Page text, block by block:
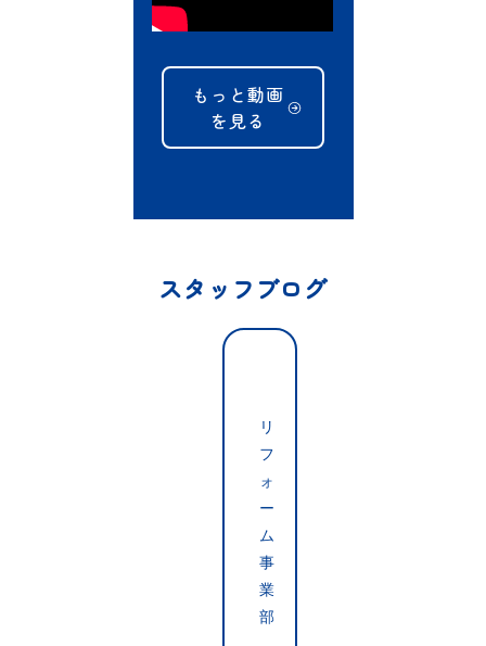
もっと動画
を見る
スタッフブログ
謝
】
I
K
E
D
A
シ
ョ
ー
リ
フ
ォ
ー
ム
事
業
部